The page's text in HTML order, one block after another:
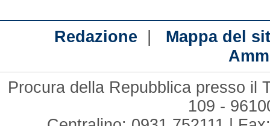
Redazione | Mappa del
Procura della Repubblica presso il
109 -